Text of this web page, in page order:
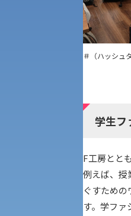
一般選抜入試［中期日程］
専門学科等対象公募推薦入試
科目等履修生・聴講生募集
キャンパス・施設の見学につ
＃（ハッシュ
学生フ
F工房とと
例えば、授
ぐすため
す。学ファ